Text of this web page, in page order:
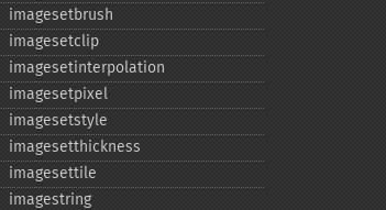
imagesetbrush
imagesetclip
imagesetinterpolation
imagesetpixel
imagesetstyle
imagesetthickness
imagesettile
imagestring